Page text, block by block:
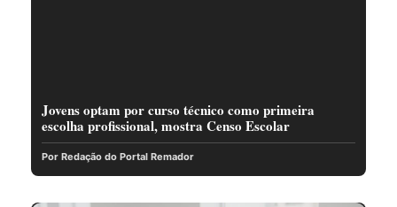
Jovens optam por curso técnico como primeira
escolha profissional, mostra Censo Escolar
Por Redação do Portal Remador